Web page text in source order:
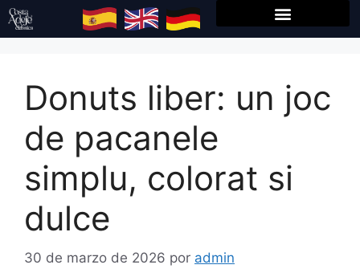
Donuts liber: un joc
de pacanele
simplu, colorat si
dulce
30 de marzo de 2026 por admin